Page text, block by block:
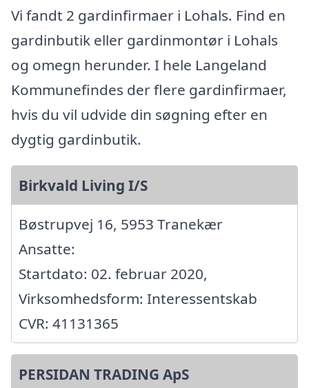
Vi fandt 2 gardinfirmaer i Lohals. Find en
gardinbutik eller gardinmontør i Lohals
og omegn herunder. I hele Langeland
Kommunefindes der flere gardinfirmaer,
hvis du vil udvide din søgning efter en
dygtig gardinbutik.
Birkvald Living I/S
Bøstrupvej 16, 5953 Tranekær
Ansatte:
Startdato: 02. februar 2020,
Virksomhedsform: Interessentskab
CVR: 41131365
PERSIDAN TRADING ApS